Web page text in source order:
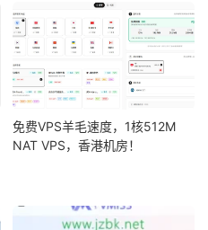
免费VPS羊毛速度，1核512M
NAT VPS，香港机房！